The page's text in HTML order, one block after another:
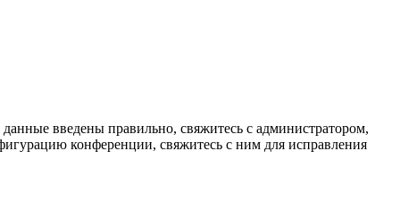
введены правильно, свяжитесь с администратором,
конференции, свяжитесь с ним для исправления